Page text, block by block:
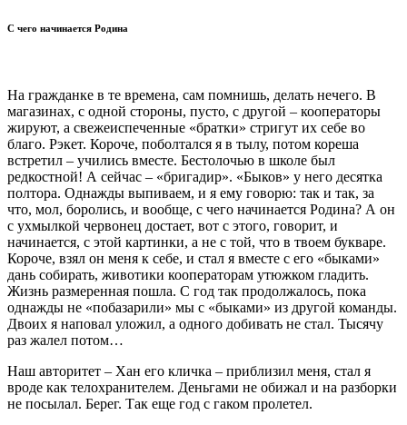
С чего начинается Родина
На гражданке в те времена, сам помнишь, делать нечего. В
магазинах, с одной стороны, пусто, с другой – кооператоры
жируют, а свежеиспеченные «братки» стригут их себе во
благо. Рэкет. Короче, поболтался я в тылу, потом кореша
встретил – учились вместе. Бестолочью в школе был
редкостной! А сейчас – «бригадир». «Быков» у него десятка
полтора. Однажды выпиваем, и я ему говорю: так и так, за
что, мол, боролись, и вообще, с чего начинается Родина? А он
с ухмылкой червонец достает, вот с этого, говорит, и
начинается, с этой картинки, а не с той, что в твоем букваре.
Короче, взял он меня к себе, и стал я вместе с его «быками»
дань собирать, животики кооператорам утюжком гладить.
Жизнь размеренная пошла. С год так продолжалось, пока
однажды не «побазарили» мы с «быками» из другой команды.
Двоих я наповал уложил, а одного добивать не стал. Тысячу
раз жалел потом…
Наш авторитет – Хан его кличка – приблизил меня, стал я
вроде как телохранителем. Деньгами не обижал и на разборки
не посылал. Берег. Так еще год с гаком пролетел.